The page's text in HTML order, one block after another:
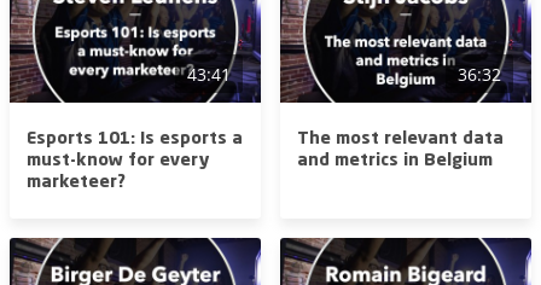
43:41
Esports 101: Is esports a
must-know for every
marketeer?
36:32
The most relevant data
and metrics in Belgium